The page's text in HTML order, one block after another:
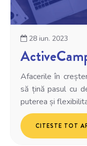
28 iun. 2023
Afacerile în
să țină pasul cu
puterea și
CITESTE TOT